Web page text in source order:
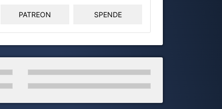
PATREON SPENDE